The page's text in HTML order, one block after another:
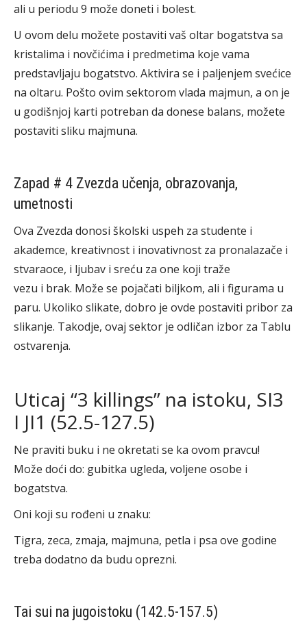
ali u periodu 9 može doneti i bolest.
U ovom delu možete postaviti vaš oltar bogatstva sa
kristalima i novčićima i predmetima koje vama
predstavljaju bogatstvo. Aktivira se i paljenjem svećice
na oltaru. Pošto ovim sektorom vlada majmun, a on je
u godišnjoj karti potreban da donese balans, možete
postaviti sliku majmuna.
Zapad # 4 Zvezda učenja, obrazovanja,
umetnosti
Ova Zvezda donosi školski uspeh za studente i
akademce, kreativnost i inovativnost za pronalazače i
stvaraoce, i ljubav i sreću za one koji traže
vezu i brak. Može se pojačati biljkom, ali i figurama u
paru. Ukoliko slikate, dobro je ovde postaviti pribor za
slikanje. Takodje, ovaj sektor je odličan izbor za Tablu
ostvarenja.
Uticaj “3 killings” na istoku, SI3
I JI1 (52.5-127.5)
Ne praviti buku i ne okretati se ka ovom pravcu!
Može doći do: gubitka ugleda, voljene osobe i
bogatstva.
Oni koji su rođeni u znaku:
Tigra, zeca, zmaja, majmuna, petla i psa ove godine
treba dodatno da budu oprezni.
Tai sui na jugoistoku (142.5-157.5)